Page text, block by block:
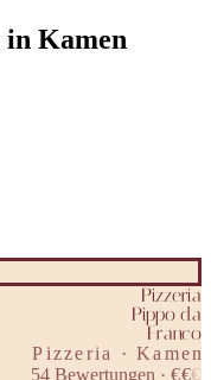
in Kamen
Pizzeria
Pippo da
Franco
Pizzeria · Kamen
54 Bewertungen ·€€€